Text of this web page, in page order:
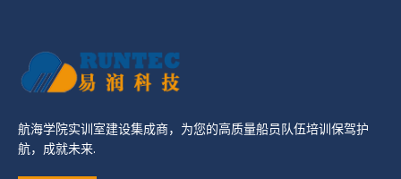
航海学院实训室建设集成商，为您的高质量船员队伍培训保驾护
航，成就未来.